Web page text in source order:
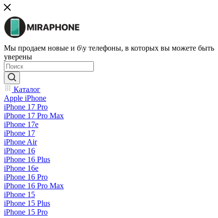
Мы продаем новые и б\у телефоны, в которых вы можете быть
уверены
Каталог
Apple iPhone
iPhone 17 Pro
iPhone 17 Pro Max
iPhone 17e
iPhone 17
iPhone Air
iPhone 16
iPhone 16 Plus
iPhone 16e
iPhone 16 Pro
iPhone 16 Pro Max
iPhone 15
iPhone 15 Plus
iPhone 15 Pro